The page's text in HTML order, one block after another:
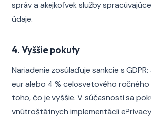
správ a akejkoľvek služby
údaje.
4. Vyššie pokuty
Nariadenie zosúlaďuje sankcie s
eur alebo 4 % celosvetového
toho, čo je vyššie. V súčasnosti sa
vnútroštátnych implementácií